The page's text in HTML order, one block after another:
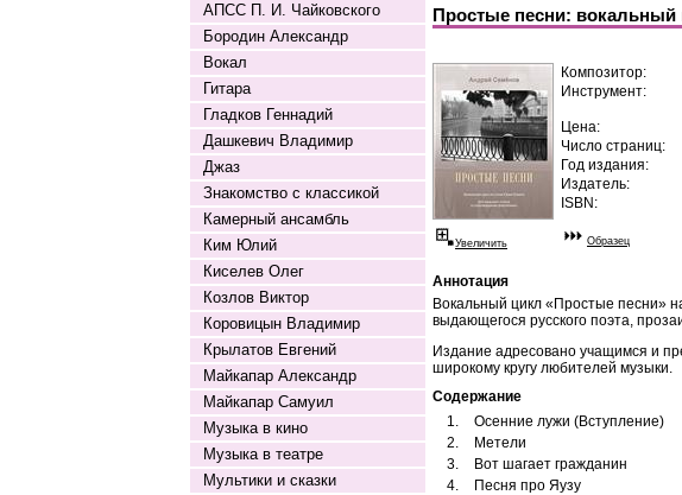
АПСС П. И. Чайковского
Бородин Александр
Вокал
Гитара
Гладков Геннадий
Дашкевич Владимир
Джаз
Знакомство с классикой
Камерный ансамбль
Ким Юлий
Киселев Олег
Козлов Виктор
Коровицын Владимир
Крылатов Евгений
Майкапар Александр
Майкапар Самуил
Музыка в кино
Музыка в театре
Мультики и сказки
Простые песни:
Композитор:
Инструмент:
Цена:
Число страниц:
Год издания:
Издатель:
ISBN:
Увеличить Образец
Аннотация
Вокальный цикл «Простые песни»
выдающегося русского поэта,
Издание адресовано учащимся и
широкому кругу любителей музыки.
Содержание
1.
Осенние лужи (Вступление)
2.
Метели
3.
Вот шагает гражданин
4.
Песня про Яузу